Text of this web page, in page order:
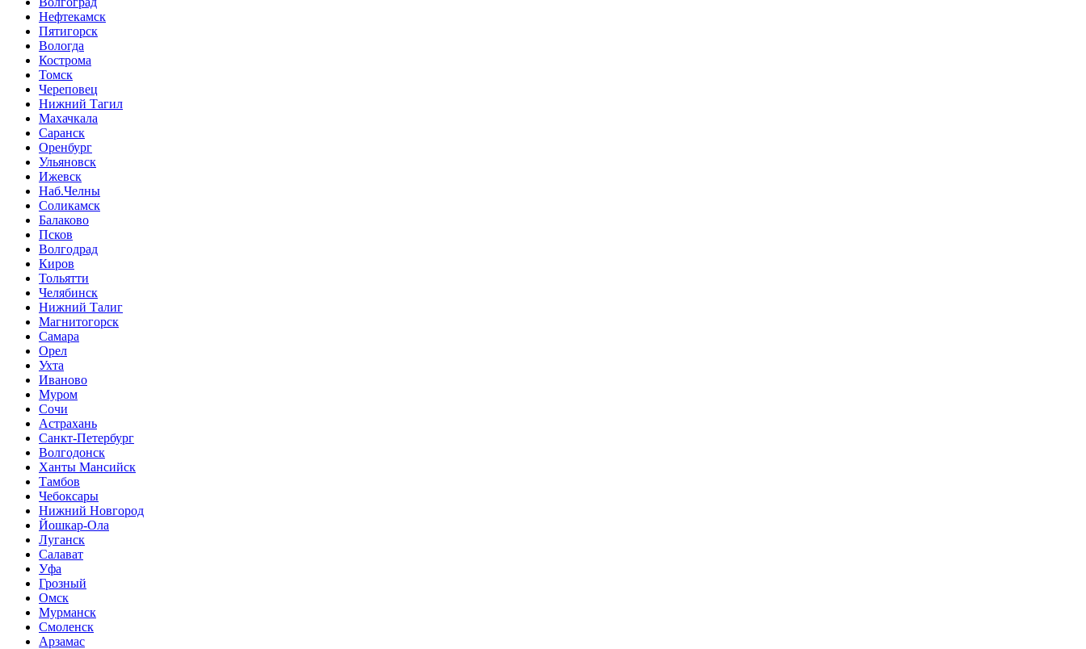
Нефтекамск
Пятигорск
Вологда
Кострома
Томск
Череповец
Нижний Тагил
Махачкала
Саранск
Оренбург
Ульяновск
Ижевск
Наб.Челны
Соликамск
Балаково
Псков
Волгодрад
Киров
Тольятти
Челябинск
Нижний Талиг
Магнитогорск
Самара
Орел
Ухта
Иваново
Муром
Сочи
Астрахань
Санкт-Петербург
Волгодонск
Ханты Мансийск
Тамбов
Чебоксары
Нижний Новгород
Йошкар-Ола
Луганск
Салават
Уфа
Грозный
Омск
Мурманск
Смоленск
Арзамас